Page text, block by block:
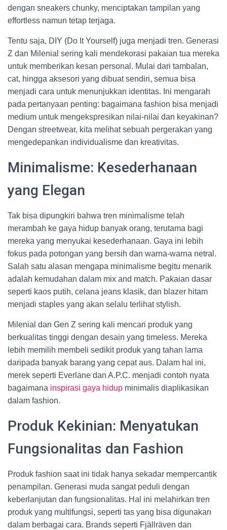
dengan sneakers chunky, menciptakan tampilan yang
effortless namun tetap terjaga.
Tentu saja, DIY (Do It Yourself) juga menjadi tren. Generasi
Z dan Milenial sering kali mendekorasi pakaian tua mereka
untuk memberikan kesan personal. Mulai dari tambalan,
cat, hingga aksesori yang dibuat sendiri, semua bisa
menjadi cara untuk menunjukkan identitas. Ini mengarah
pada pertanyaan penting: bagaimana fashion bisa menjadi
medium untuk mengekspresikan nilai-nilai dan keyakinan?
Dengan streetwear, kita melihat sebuah pergerakan yang
mengedepankan individualisme dan kreativitas.
Minimalisme: Kesederhanaan
yang Elegan
Tak bisa dipungkiri bahwa tren minimalisme telah
merambah ke gaya hidup banyak orang, terutama bagi
mereka yang menyukai kesederhanaan. Gaya ini lebih
fokus pada potongan yang bersih dan warna-warna netral.
Salah satu alasan mengapa minimalisme begitu menarik
adalah kemudahan dalam mix and match. Pakaian dasar
seperti kaos putih, celana jeans klasik, dan blazer hitam
menjadi staples yang akan selalu terlihat stylish.
Milenial dan Gen Z sering kali mencari produk yang
berkualitas tinggi dengan desain yang timeless. Mereka
lebih memilih membeli sedikit produk yang tahan lama
daripada banyak barang yang cepat aus. Dalam hal ini,
merek seperti Everlane dan A.P.C. menjadi contoh nyata
bagaimana inspirasi gaya hidup minimalis diaplikasikan
dalam fashion.
Produk Kekinian: Menyatukan
Fungsionalitas dan Fashion
Produk fashion saat ini tidak hanya sekadar mempercantik
penampilan. Generasi muda sangat peduli dengan
keberlanjutan dan fungsionalitas. Hal ini melahirkan tren
produk yang multifungsi, seperti tas yang bisa digunakan
dalam berbagai cara. Brands seperti Fjällräven dan